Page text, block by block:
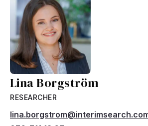
Lina Borgström
RESEARCHER